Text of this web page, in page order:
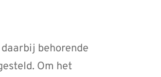
behorende
Om het